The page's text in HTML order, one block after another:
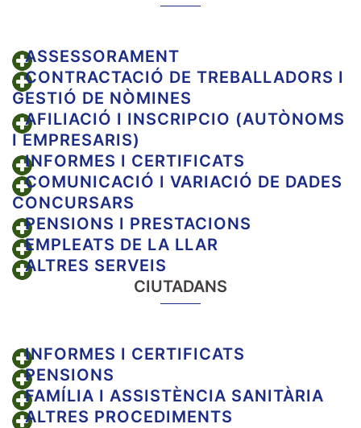
ASSESSORAMENT
CONTRACTACIÓ DE TREBALLADORS I
GESTIÓ DE NÒMINES
AFILIACIÓ I INSCRIPCIO (AUTÒNOMS
I EMPRESARIS)
INFORMES I CERTIFICATS
COMUNICACIÓ I VARIACIÓ DE DADES
CONCURSARS
PENSIONS I PRESTACIONS
EMPLEATS DE LA LLAR
ALTRES SERVEIS
CIUTADANS
INFORMES I CERTIFICATS
PENSIONS
FAMÍLIA I ASSISTÈNCIA SANITÀRIA
ALTRES PROCEDIMENTS